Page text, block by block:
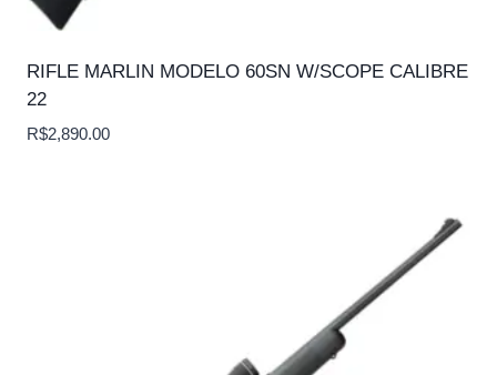
RIFLE MARLIN MODELO 60SN W/SCOPE CALIBRE
22
R$2,890.00